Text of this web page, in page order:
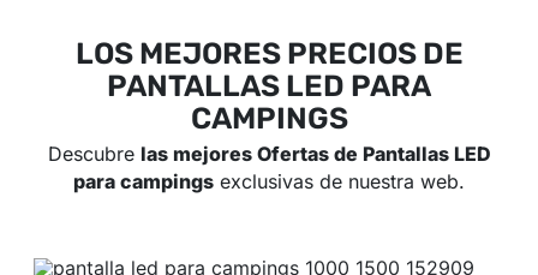
LOS MEJORES PRECIOS DE
PANTALLAS LED PARA
CAMPINGS
Descubre las mejores Ofertas de Pantallas LED
para campings exclusivas de nuestra web.